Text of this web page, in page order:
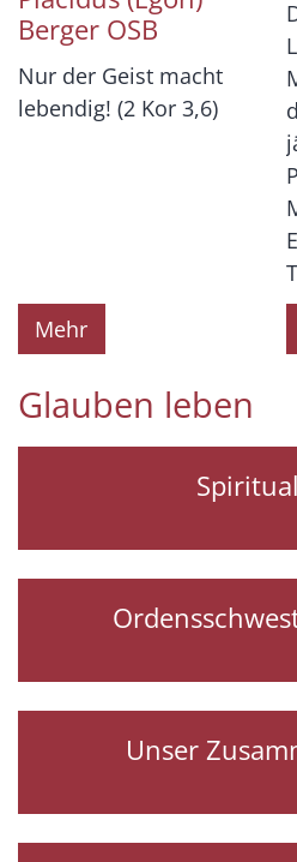
Berger OSB
Nur der Geist macht
lebendig! (2 Kor 3,6)
Mehr
Glauben leben
Unser